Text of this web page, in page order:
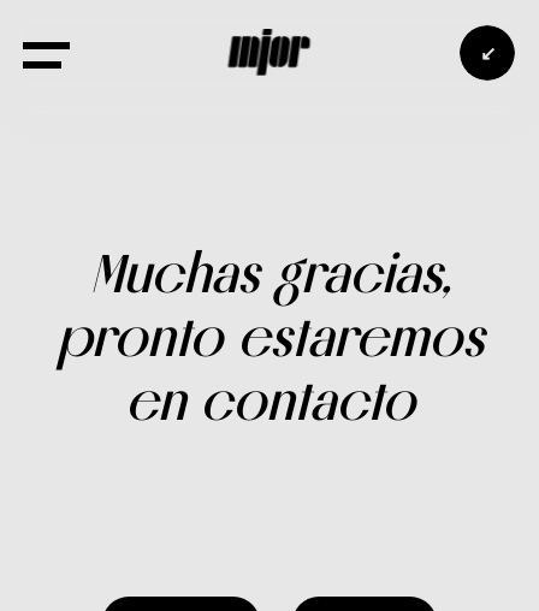
↙
Muchas gracias,
pronto estaremos
en contacto